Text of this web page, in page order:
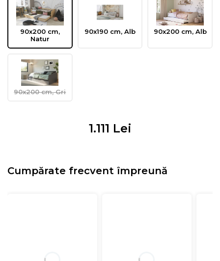
90x200 cm,
Natur
90x190 cm, Alb 90x200 cm, Alb
90x200 cm, Gri
1.111 Lei
Cumpărate frecvent împreună